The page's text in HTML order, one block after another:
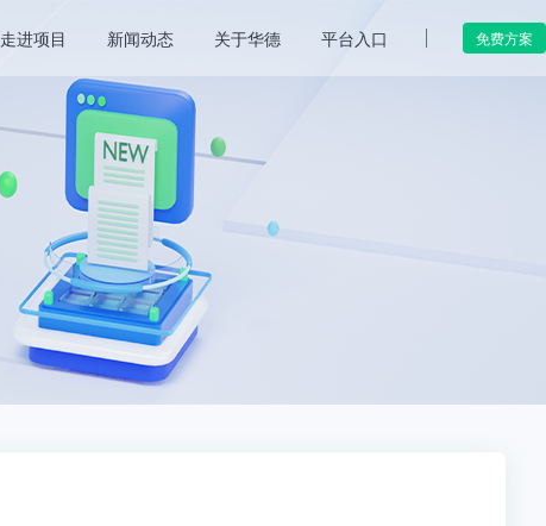
走进项目 新闻动态 关于华德 平台入口 免费方案